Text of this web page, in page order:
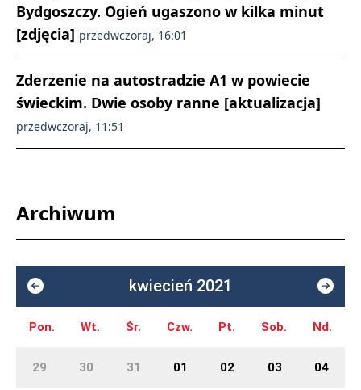
Bydgoszczy. Ogień ugaszono w kilka minut
[zdjęcia] przedwczoraj, 16:01
Zderzenie na autostradzie A1 w powiecie
świeckim. Dwie osoby ranne [aktualizacja]
przedwczoraj, 11:51
Archiwum
kwiecień 2021
Pon. Wt. Śr. Czw. Pt. Sob. Nd.
29 30 31 01 02 03 04